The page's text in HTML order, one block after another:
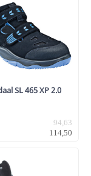
SL 465 XP 2.0
94,63
114,50